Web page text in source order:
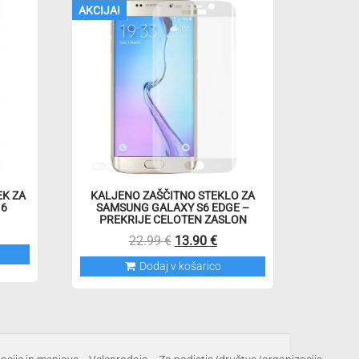
ZA
AKCIJA!
KALJENO ZAŠČITNO STEKLO ZA
SAMSUNG GALAXY S6 EDGE –
PREKRIJE CELOTEN ZASLON
22.99€ Izvirna
cena
13.90 €Trenutna
cena
Dodaj v košarico